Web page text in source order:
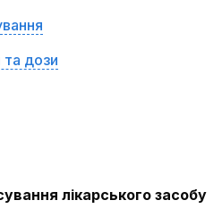
та дози
лікарського засобу